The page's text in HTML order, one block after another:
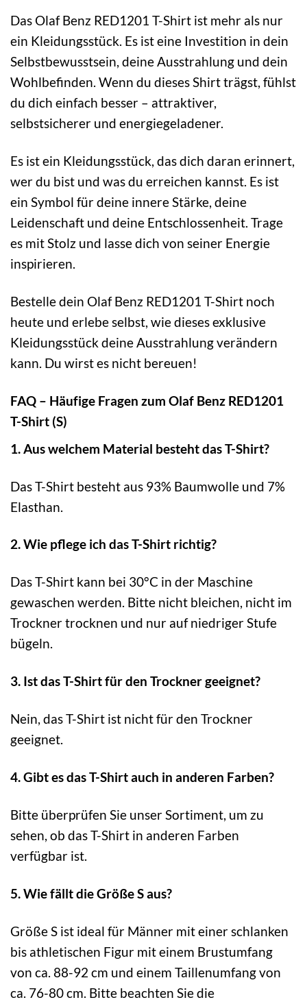
Das Olaf Benz RED1201 T-Shirt ist mehr als nur
ein Kleidungsstück. Es ist eine Investition in dein
Selbstbewusstsein, deine Ausstrahlung und dein
Wohlbefinden. Wenn du dieses Shirt trägst, fühlst
du dich einfach besser – attraktiver,
selbstsicherer und energiegeladener.
Es ist ein Kleidungsstück, das dich daran erinnert,
wer du bist und was du erreichen kannst. Es ist
ein Symbol für deine innere Stärke, deine
Leidenschaft und deine Entschlossenheit. Trage
es mit Stolz und lasse dich von seiner Energie
inspirieren.
Bestelle dein Olaf Benz RED1201 T-Shirt noch
heute und erlebe selbst, wie dieses exklusive
Kleidungsstück deine Ausstrahlung verändern
kann. Du wirst es nicht bereuen!
FAQ – Häufige Fragen zum Olaf Benz RED1201
T-Shirt (S)
1. Aus welchem Material besteht das T-Shirt?
Das T-Shirt besteht aus 93% Baumwolle und 7%
Elasthan.
2. Wie pflege ich das T-Shirt richtig?
Das T-Shirt kann bei 30°C in der Maschine
gewaschen werden. Bitte nicht bleichen, nicht im
Trockner trocknen und nur auf niedriger Stufe
bügeln.
3. Ist das T-Shirt für den Trockner geeignet?
Nein, das T-Shirt ist nicht für den Trockner
geeignet.
4. Gibt es das T-Shirt auch in anderen Farben?
Bitte überprüfen Sie unser Sortiment, um zu
sehen, ob das T-Shirt in anderen Farben
verfügbar ist.
5. Wie fällt die Größe S aus?
Größe S ist ideal für Männer mit einer schlanken
bis athletischen Figur mit einem Brustumfang
von ca. 88-92 cm und einem Taillenumfang von
ca. 76-80 cm. Bitte beachten Sie die